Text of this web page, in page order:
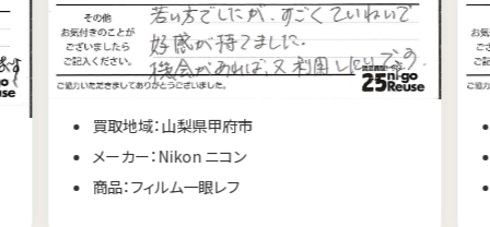
買取地域：山梨県甲府市
メーカー：Nikon ニコン
商品：フィルム一眼レフ